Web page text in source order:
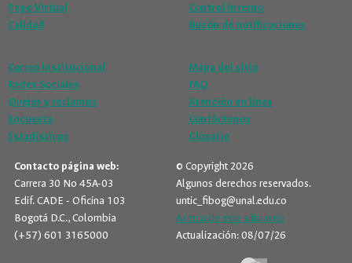
Pago Virtual
Calidad
Control Interno
Buzón de notificaciones
Correo institucional
Redes Sociales
Quejas y reclamos
Encuesta
Estadísticas
Mapa del sitio
FAQ
Atención en línea
Contáctenos
Glosario
Contacto página web:
Carrera 30 No 45A-03
Edif. CADE - Oficina 103
Bogotá D.C., Colombia
(+57) 601 3165000
© Copyright 2026
Algunos derechos reservados.
untic_fibog@unal.edu.co
Acerca de este sitio web
Actualización: 08/07/26